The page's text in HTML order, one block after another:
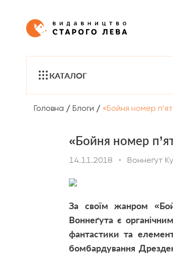
КАТАЛОГ
Головна / Блоги / «Бойня номер
«Бойня номер
14.11.2018 • Воннеґут
За своїм жанром
Воннеґута є
фантастики та
бомбардування